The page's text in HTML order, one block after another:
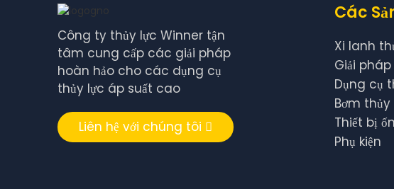
Công ty thủy lực Winner tận
tâm cung cấp các giải pháp
hoàn hảo cho các dụng cụ
thủy lực áp suất cao
Liên hệ với chúng tôi
Các
Xi lanh
Giải
Dụng cụ
Bơm thủy
Thiết bị
Phụ kiện